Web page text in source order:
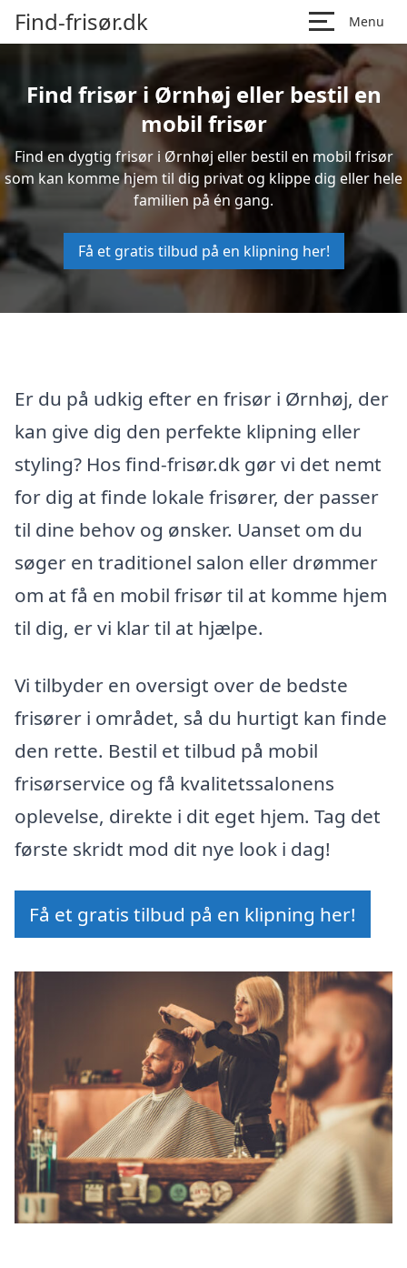
Find-frisør.dk Menu
Find frisør i Ørnhøj eller bestil en
mobil frisør
Find en dygtig frisør i Ørnhøj eller bestil en mobil frisør
som kan komme hjem til dig privat og klippe dig eller hele
familien på én gang.
Få et gratis tilbud på en klipning her!
Er du på udkig efter en frisør i Ørnhøj, der
kan give dig den perfekte klipning eller
styling? Hos find-frisør.dk gør vi det nemt
for dig at finde lokale frisører, der passer
til dine behov og ønsker. Uanset om du
søger en traditionel salon eller drømmer
om at få en mobil frisør til at komme hjem
til dig, er vi klar til at hjælpe.
Vi tilbyder en oversigt over de bedste
frisører i området, så du hurtigt kan finde
den rette. Bestil et tilbud på mobil
frisørservice og få kvalitetssalonens
oplevelse, direkte i dit eget hjem. Tag det
første skridt mod dit nye look i dag!
Få et gratis tilbud på en klipning her!